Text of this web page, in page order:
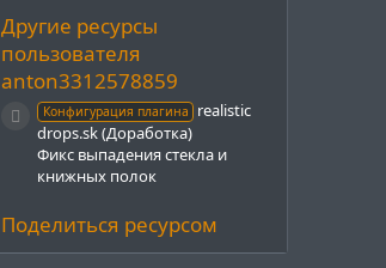
Другие ресурсы
пользователя
anton3312578859
Иконка ресурса
Конфигурация плагина
realistic
drops.sk (Доработка)
Фикс выпадения стекла и
книжных полок
Поделиться ресурсом